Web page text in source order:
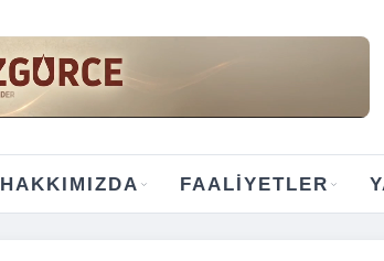
HAKKIMIZDA FAALIYETLER